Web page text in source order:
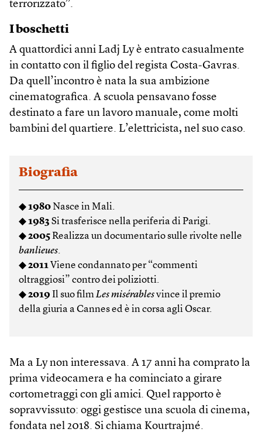
terrorizzato”.
I boschetti
A quattordici anni Ladj Ly è entrato casualmente
in contatto con il figlio del regista Costa-Gavras.
Da quell’incontro è nata la sua ambizione
cinematografica. A scuola pensavano fosse
destinato a fare un lavoro manuale, come molti
bambini del quartiere. L’elettricista, nel suo caso.
Biografia
◆1980 Nasce in Mali.
◆1983 Si trasferisce nella periferia di Parigi.
◆2005Realizza un documentario sulle rivolte nelle
banlieues.
◆2011 Viene condannato per “commenti
oltraggiosi” contro dei poliziotti.
◆2019 Il suo filmLes misérablesvince il premio
della giuria a Cannes ed è in corsa agli Oscar.
Ma a Ly non interessava. A 17 anni ha comprato la
prima videocamera e ha cominciato a girare
cortometraggi con gli amici. Quel rapporto è
sopravvissuto: oggi gestisce una scuola di cinema,
fondata nel 2018. Si chiama Kourtrajmé.